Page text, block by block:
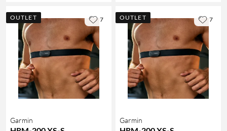
OUTLET
Garmin
7 OUTLET
Garmin
7